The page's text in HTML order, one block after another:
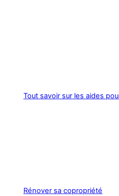
Tout savoir sur les aides
Rénover sa copropriété